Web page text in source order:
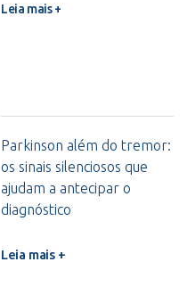
Leia mais +
Parkinson além do tremor:
os sinais silenciosos que
ajudam a antecipar o
diagnóstico
Leia mais +